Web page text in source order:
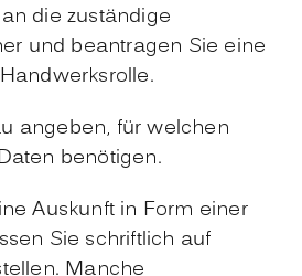
die zuständige
und beantragen Sie eine
angeben, für welchen
benötigen.
Auskunft in Form einer
Sie schriftlich auf
Manche